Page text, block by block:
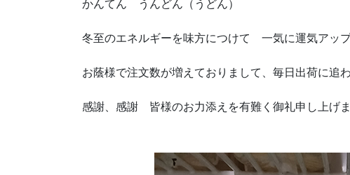
かんてん うんどん（うどん）
冬至のエネルギーを味方につけて 一気に運気アップ
お蔭様で注文数が増えておりまして、毎日出荷に追
感謝、感謝 皆様のお力添えを有難く御礼申し上げま